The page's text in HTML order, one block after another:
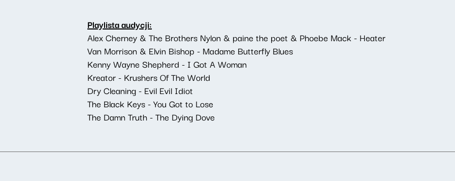
Playlista audycji:
Alex Cherney & The Brothers Nylon & paine the poet & Phoebe Mack - Heater
Van Morrison & Elvin Bishop - Madame Butterfly Blues
Kenny Wayne Shepherd - I Got A Woman
Kreator - Krushers Of The World
Dry Cleaning - Evil Evil Idiot
The Black Keys - You Got to Lose
The Damn Truth - The Dying Dove